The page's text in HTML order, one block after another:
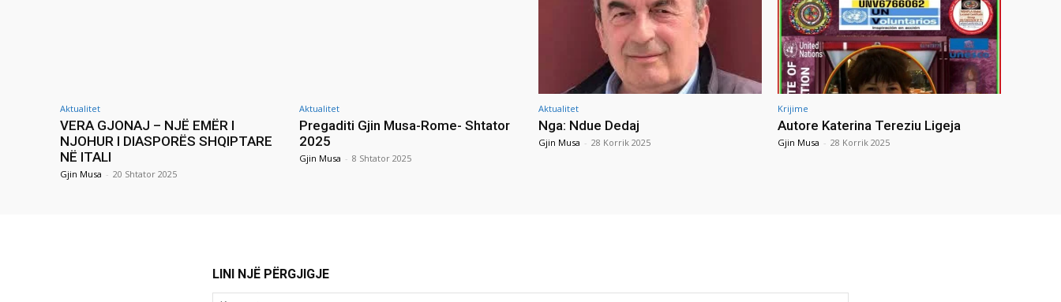
Aktualitet
VERA GJONAJ – NJË EMËR I
NJOHUR I DIASPORËS SHQIPTARE
NË ITALI
Gjin Musa - 20 Shtator 2025
Aktualitet
Pregaditi Gjin Musa-Rome- Shtator
2025
Gjin Musa - 8 Shtator 2025
Aktualitet
Nga: Ndue Dedaj
Gjin Musa - 28 Korrik 2025
Krijime
Autore Katerina Tereziu Ligeja
Gjin Musa - 28 Korrik 2025
LINI NJË PËRGJIGJE